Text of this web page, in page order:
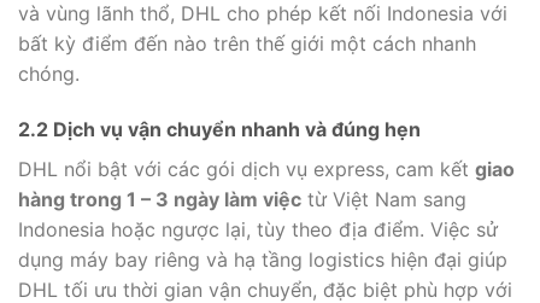
và vùng lãnh thổ, DHL cho phép kết nối Indonesia với
bất kỳ điểm đến nào trên thế giới một cách nhanh
chóng.
2.2 Dịch vụ vận chuyển nhanh và đúng hẹn
DHL nổi bật với các gói dịch vụ express, cam kết giao
hàng trong 1 – 3 ngày làm việc từ Việt Nam sang
Indonesia hoặc ngược lại, tùy theo địa điểm. Việc sử
dụng máy bay riêng và hạ tầng logistics hiện đại giúp
DHL tối ưu thời gian vận chuyển, đặc biệt phù hợp với